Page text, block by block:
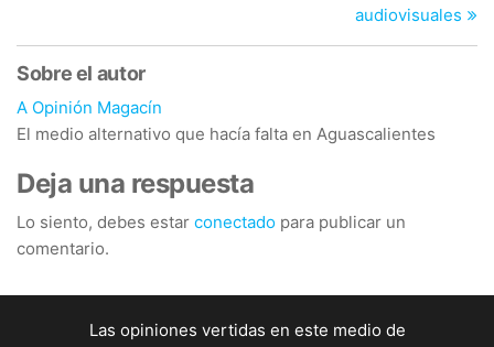
audiovisuales
Sobre el autor
A Opinión Magacín
El medio alternativo que hacía falta en Aguascalientes
Deja una respuesta
Lo siento, debes estar conectado para publicar un
comentario.
Las opiniones vertidas en este medio de